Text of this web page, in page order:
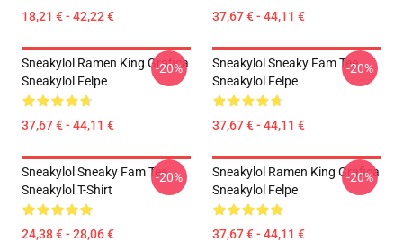
18,21 € - 42,22 € 37,67 € - 44,11 €
Sneakylol Ramen King Grafica
Sneakylol Felpe
37,67 € - 44,11 €
-20%
Sneakylol Sneaky Fam Tee
Sneakylol Felpe
37,67 € - 44,11 €
-20%
Sneakylol Sneaky Fam Tee
Sneakylol T-Shirt
24,38 € - 28,06 €
-20%
Sneakylol Ramen King Grafica
Sneakylol Felpe
37,67 € - 44,11 €
-20%